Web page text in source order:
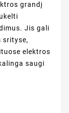
grandį
Jis gali
srityse,
elektros
saugi